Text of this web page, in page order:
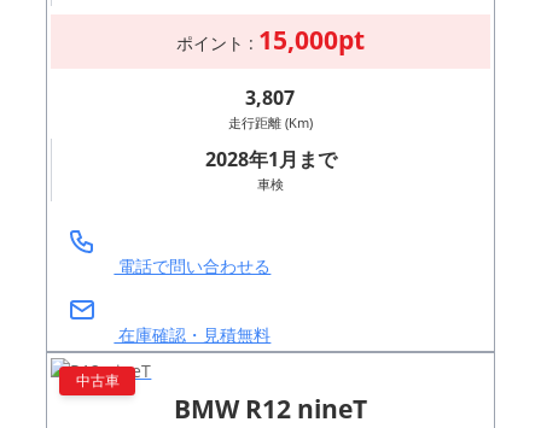
ポイント : 15,000pt
3,807
走行距離 (Km)
2028年1月まで
車検
電話で問い合わせる
在庫確認・見積無料
中古車
BMW R12 nineT